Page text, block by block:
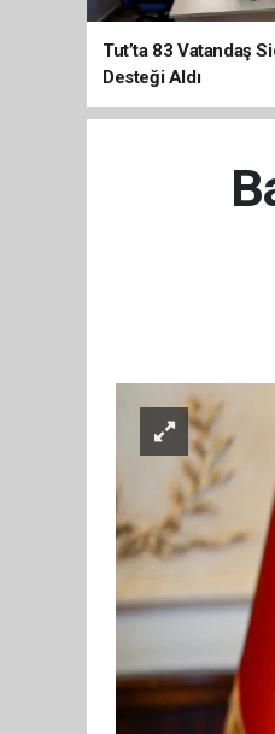
Tut’ta 83 Vatandaş
Desteği Aldı